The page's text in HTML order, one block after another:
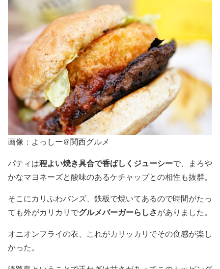
画像：よっしー@関西グルメ
パティは程よい焼き具合で香ばしくジューシーで、まろや
かなマヨネーズと酸味のあるケチャップとの相性も抜群。
そこにカリふわバンズ、鉄板で焼いてあるので時間がたっ
ても外がカリカリでグルメバーガーらしさがありました。
オニオンフライの衣、これがカリッカリでその食感が楽し
かった。